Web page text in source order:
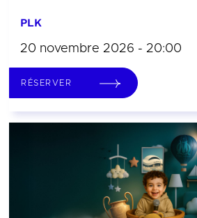
PLK
20 novembre 2026 - 20:00
RÉSERVER